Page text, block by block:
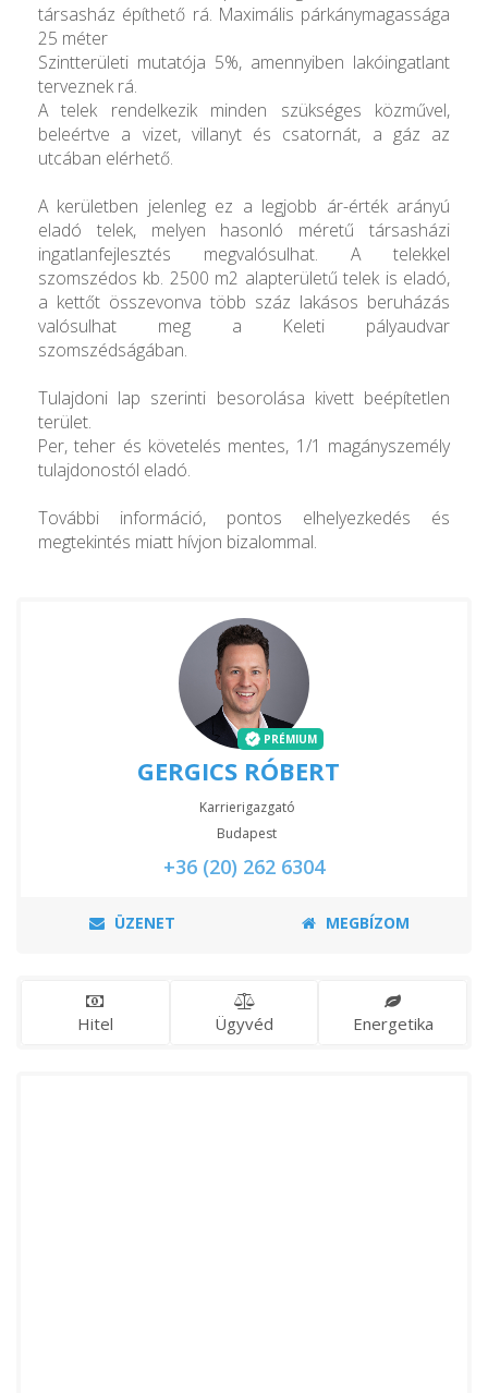
társasház építhető rá. Maximális párkánymagassága
25 méter
Szintterületi mutatója 5%, amennyiben lakóingatlant
terveznek rá.
A telek rendelkezik minden szükséges közművel,
beleértve a vizet, villanyt és csatornát, a gáz az
utcában elérhető.
A kerületben jelenleg ez a legjobb ár-érték arányú
eladó telek, melyen hasonló méretű társasházi
ingatlanfejlesztés megvalósulhat. A telekkel
szomszédos kb. 2500 m2 alapterületű telek is eladó,
a kettőt összevonva több száz lakásos beruházás
valósulhat meg a Keleti pályaudvar
szomszédságában.
Tulajdoni lap szerinti besorolása kivett beépítetlen
terület.
Per, teher és követelés mentes, 1/1 magányszemély
tulajdonostól eladó.
További információ, pontos elhelyezkedés és
megtekintés miatt hívjon bizalommal.
PRÉMIUM
GERGICS RÓBERT
Karrierigazgató
Budapest
+36 (20) 262 6304
ÜZENET MEGBÍZOM
Hitel Ügyvéd Energetika